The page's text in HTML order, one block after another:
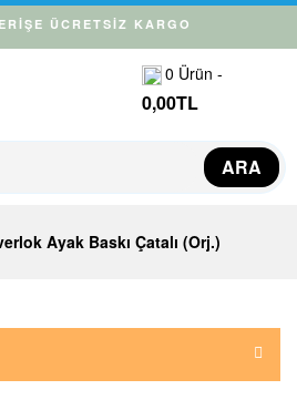
ÜCRETSİZ KARGO
0 Ürün -
0,00TL
ARA
Ayak Baskı Çatalı (Orj.)